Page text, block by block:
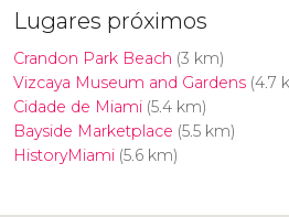
Lugares próximos
Crandon Park Beach (3 km)
Vizcaya Museum and Gardens(4.7
Cidade de Miami(5.4 km)
Bayside Marketplace (5.5 km)
HistoryMiami(5.6 km)